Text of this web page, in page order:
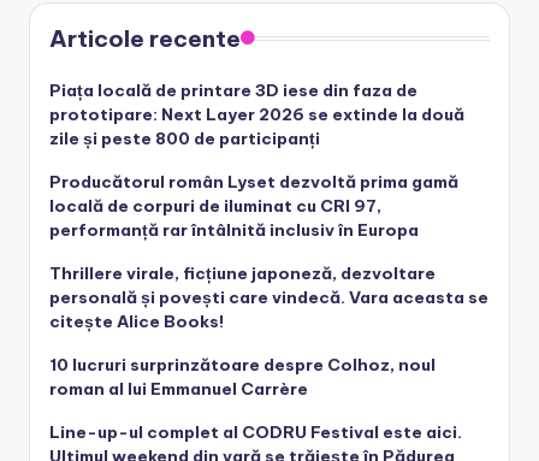
Articole recente
Piața locală de printare 3D iese din faza de
prototipare: Next Layer 2026 se extinde la două
zile și peste 800 de participanți
Producătorul român Lyset dezvoltă prima gamă
locală de corpuri de iluminat cu CRI 97,
performanță rar întâlnită inclusiv în Europa
Thrillere virale, ficțiune japoneză, dezvoltare
personală și povești care vindecă. Vara aceasta se
citește Alice Books!
10 lucruri surprinzătoare despre Colhoz, noul
roman al lui Emmanuel Carrère
Line-up-ul complet al CODRU Festival este aici.
Ultimul weekend din vară se trăiește în Pădurea